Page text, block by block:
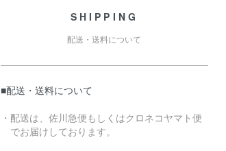
SHIPPING
配送・送料について
■配送・送料について
・配送は、佐川急便もしくはクロネコヤマト便
でお届けしております。